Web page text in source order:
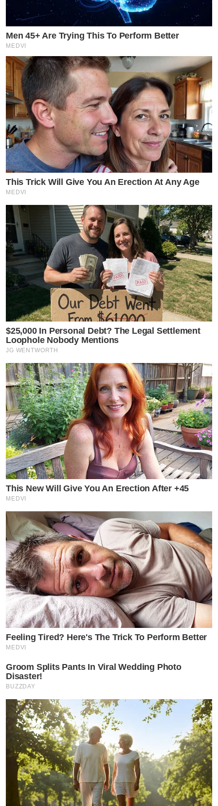
Men 45+ Are Trying This To Perform Better
MEDVI
This Trick Will Give You An Erection At Any Age
MEDVI
$25,000 In Personal Debt? The Legal Settlement
Loophole Nobody Mentions
JG WENTWORTH
This New Will Give You An Erection After +45
MEDVI
Feeling Tired? Here's The Trick To Perform Better
MEDVI
Groom Splits Pants In Viral Wedding Photo
Disaster!
BUZZDAY